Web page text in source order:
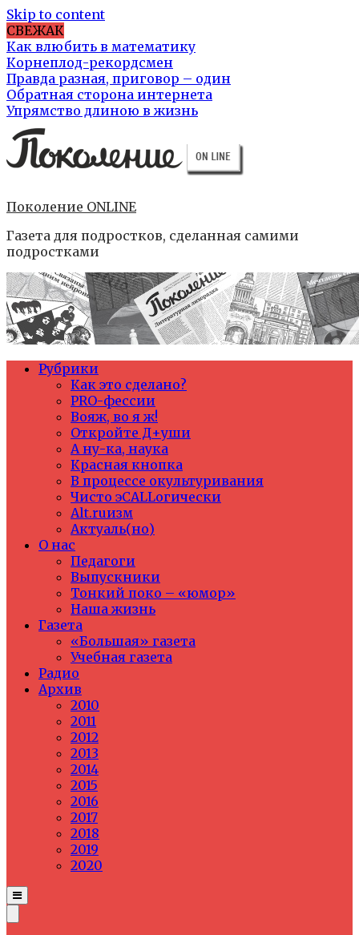
Skip to content
СВЕЖАК
Как влюбить в математику
Корнеплод-рекордсмен
Правда разная, приговор – один
Обратная сторона интернета
Упрямство длиною в жизнь
Поколение ONLINE
Газета для подростков, сделанная самими
подростками
Рубрики
Как это сделано?
PRO-фессии
Вояж, во я ж!
Откройте Д+уши
А ну-ка, наука
Красная кнопка
В процессе окультуривания
Чисто эCALLогически
Alt.ruизм
Актуаль(но)
О нас
Педагоги
Выпускники
Тонкий поко – «юмор»
Наша жизнь
Газета
«Большая» газета
Учебная газета
Радио
Архив
2010
2011
2012
2013
2014
2015
2016
2017
2018
2019
2020